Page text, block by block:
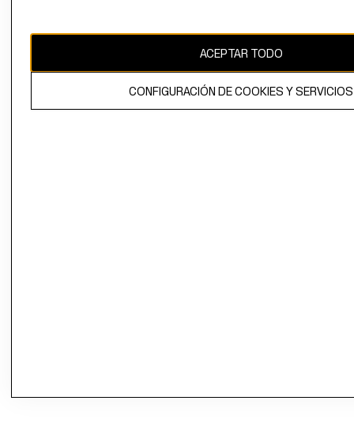
propiedad de H&M Hennes & Mauritz AB.ACEPTAR TODO
CONFIGURACIÓN DE COOKIES Y SERVICIOS